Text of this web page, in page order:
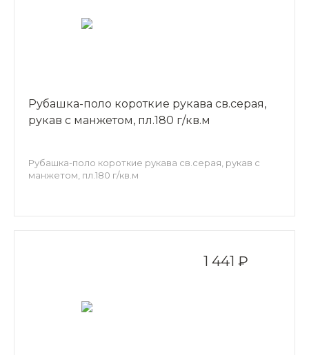
Рубашка-поло короткие рукава св.серая,
рукав с манжетом, пл.180 г/кв.м
Рубашка-поло короткие рукава св.серая, рукав с
манжетом, пл.180 г/кв.м
1 441 ₽